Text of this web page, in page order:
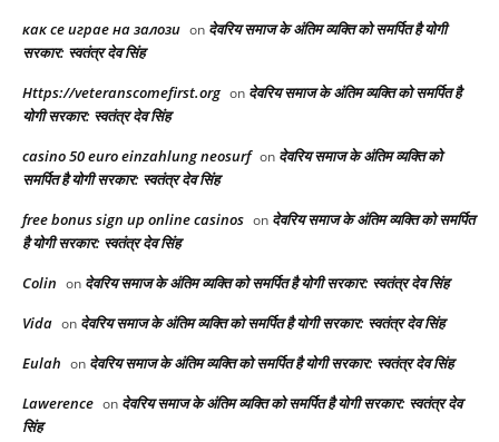
как се играе на залози on देवरिय समाज के अंतिम व्यक्ति को समर्पित है योगी
सरकार: स्वतंत्र देव सिंह
Https://veteranscomefirst.org on देवरिय समाज के अंतिम व्यक्ति को समर्पित है
योगी सरकार: स्वतंत्र देव सिंह
casino 50 euro einzahlung neosurf on देवरिय समाज के अंतिम व्यक्ति को
समर्पित है योगी सरकार: स्वतंत्र देव सिंह
free bonus sign up online casinos on देवरिय समाज के अंतिम व्यक्ति को समर्पित
है योगी सरकार: स्वतंत्र देव सिंह
Colin on देवरिय समाज के अंतिम व्यक्ति को समर्पित है योगी सरकार: स्वतंत्र देव सिंह
Vida on देवरिय समाज के अंतिम व्यक्ति को समर्पित है योगी सरकार: स्वतंत्र देव सिंह
Eulah on देवरिय समाज के अंतिम व्यक्ति को समर्पित है योगी सरकार: स्वतंत्र देव सिंह
Lawerence on देवरिय समाज के अंतिम व्यक्ति को समर्पित है योगी सरकार: स्वतंत्र देव
सिंह